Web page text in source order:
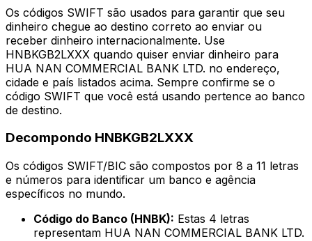
Os códigos SWIFT são usados para garantir que seu
dinheiro chegue ao destino correto ao enviar ou
receber dinheiro internacionalmente. Use
HNBKGB2LXXX quando quiser enviar dinheiro para
HUA NAN COMMERCIAL BANK LTD. no endereço,
cidade e país listados acima. Sempre confirme se o
código SWIFT que você está usando pertence ao banco
de destino.
Decompondo HNBKGB2LXXX
Os códigos SWIFT/BIC são compostos por 8 a 11 letras
e números para identificar um banco e agência
específicos no mundo.
Código do Banco (HNBK): Estas 4 letras
representam HUA NAN COMMERCIAL BANK LTD.